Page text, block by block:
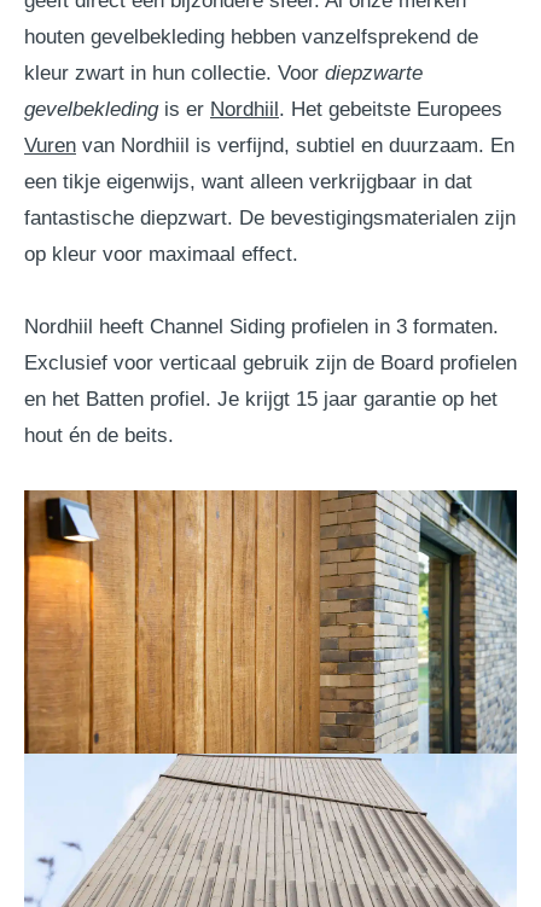
houten gevelbekleding hebben vanzelfsprekend de
kleur zwart in hun collectie. Voor diepzwarte
gevelbekledingis er Nordhiil. Het gebeitste Europees
Vuren van Nordhiil is verfijnd, subtiel en duurzaam. En
een tikje eigenwijs, want alleen verkrijgbaar in dat
fantastische diepzwart. De bevestigingsmaterialen zijn
op kleur voor maximaal effect.
Nordhiil heeft Channel Siding profielen in 3 formaten.
Exclusief voor verticaal gebruik zijn de Board profielen
en het Batten profiel. Je krijgt 15 jaar garantie op het
hout én de beits.